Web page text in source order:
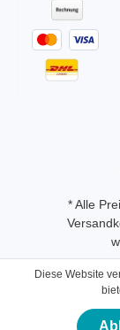
* Alle
Diese Website